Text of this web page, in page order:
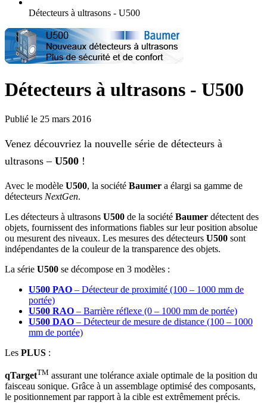
Détecteurs à ultrasons - U500
Détecteurs à ultrasons - U500
Publié le 25 mars 2016
Venez découvriez la nouvelle série de détecteurs à
ultrasons – U500 !
Avec le modèle U500, la société Baumer a élargi sa gamme de
détecteurs NextGen.
Les détecteurs à ultrasons U500 de la société Baumer détectent des
objets, fournissent des informations fiables sur leur position absolue
ou mesurent des niveaux. Les mesures des détecteurs U500 sont
indépendantes de la couleur de la transparence des objets.
La série U500 se décompose en 3 modèles :
U500 PAO – Détecteur de proximité (100 – 1000 mm de
portée)
U500 RAO – Barrière réflexe (0 – 1000 mm de portée)
U500 DAO – Détecteur de mesure de distance (100 – 1000
mm de portée)
Les PLUS :
qTargetTM assurant une tolérance axiale optimale de la position du
faisceau sonique. Grâce à un assemblage optimisé des composants,
le positionnement par rapport à la cible est extrêmement précis.